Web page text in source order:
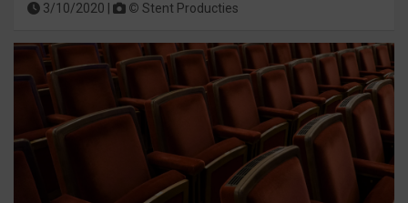
3/10/2020 | © Stent Producties